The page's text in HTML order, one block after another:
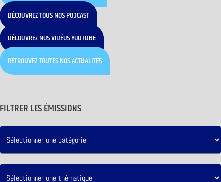
DÉCOUVREZ TOUS NOS PODCAST
DÉCOUVREZ NOS VIDÉOS YOUTUBE
RETROUVEZ TOUTES NOS ACTUALITÉS
FILTRER LES ÉMISSIONS